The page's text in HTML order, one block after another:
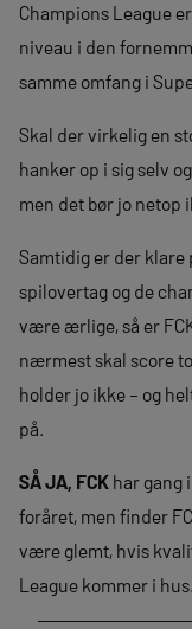
Champions League
niveau i den
samme omfang i
Skal der virkelig en
hanker op i sig selv
men det bør jo netop
Samtidig er der
spilovertag og de
være ærlige, så er
nærmest skal score
holder jo ikke – og
på.
SÅ JA, FCK har gang
foråret, men finder
være glemt, hvis
League kommer i hus.